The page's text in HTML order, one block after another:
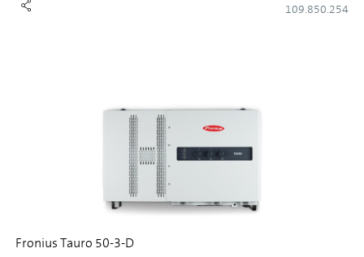
109.850.254
Fronius Tauro 50-3-D